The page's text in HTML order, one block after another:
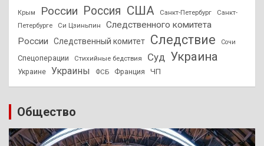
Крым России Россия США Санкт-Петербург
Санкт-
Петербурге
Си Цзиньпин
Следственного комитета
России
Следственный комитет Следствие Сочи
Спецоперации Стихийные бедствия Суд Украина
Украине Украины ФСБ Франция ЧП
Общество